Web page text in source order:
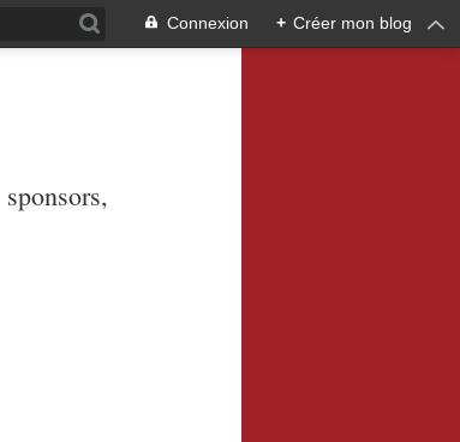
Connexion + Créer mon blog